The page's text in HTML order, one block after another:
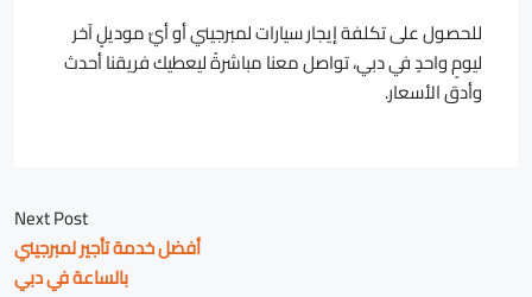
للحصول على تكلفة إيجار سيارات لمبرجيني أو أيّ موديلٍ آخر
ليومٍ واحدٍ في دبي، تواصل معنا مباشرةً ليعطيك فريقنا أحدث
وأدق الأسعار.
Next Post
أفضل خدمة تأجير لمبرجيني
بالساعة في دبي